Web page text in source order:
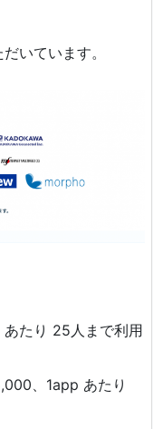
いています。
たり 25人まで利用
、1app あたり